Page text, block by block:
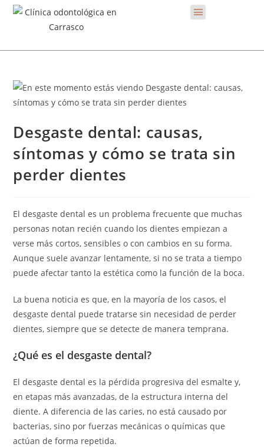
Desgaste dental: causas,
síntomas y cómo se trata sin
perder dientes
El desgaste dental es un problema frecuente que muchas
personas notan recién cuando los dientes empiezan a
verse más cortos, sensibles o con cambios en su forma.
Aunque suele avanzar lentamente, si no se trata a tiempo
puede afectar tanto la estética como la función de la boca.
La buena noticia es que, en la mayoría de los casos, el
desgaste dental puede tratarse sin necesidad de perder
dientes, siempre que se detecte de manera temprana.
¿Qué es el desgaste dental?
El desgaste dental es la pérdida progresiva del esmalte y,
en etapas más avanzadas, de la estructura interna del
diente. A diferencia de las caries, no está causado por
bacterias, sino por fuerzas mecánicas o químicas que
actúan de forma repetida.